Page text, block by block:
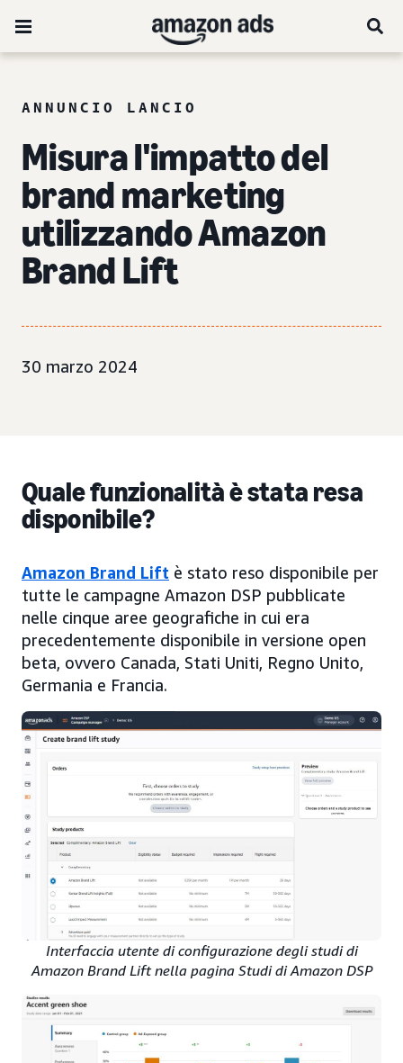
ANNUNCIO LANCIO
Misural'impatto del
brand marketing
utilizzando Amazon
Brand Lift
30 marzo 2024
Quale funzionalità è stata resa
disponibile?
Amazon Brand Lift è stato reso disponibile per
tutte le campagne Amazon DSP pubblicate
nelle cinque aree geografiche in cui era
precedentemente disponibile in versione open
beta, ovvero Canada, Stati Uniti, Regno Unito,
Germania e Francia.
Interfaccia utente di configurazione degli studi di
Amazon Brand Lift nella pagina Studi di Amazon DSP